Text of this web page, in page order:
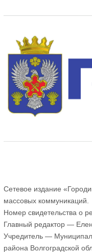
Сетевое издание
массовых коммуникаций.
Номер свидетельства о
Главный редактор —
Учредитель —
района Волгоградской